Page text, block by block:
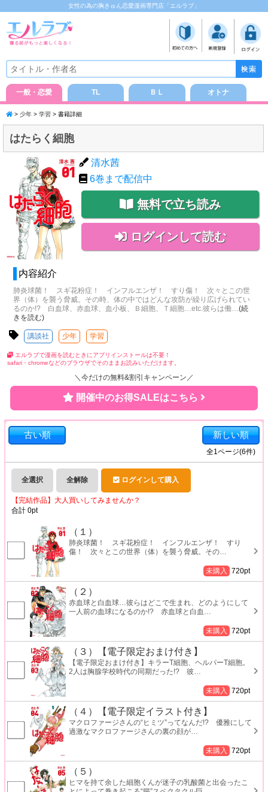
女性の為の胸きゅん恋愛漫画専門店「エルラブ」
一般・恋愛 TL ＢＬ オトナ
> 少年 > 学習 > 書籍詳細
はたらく細胞
清水茜
6巻まで配信中
無料で立ち読み
ログインして読む
内容紹介
肺炎球菌！ スギ花粉症！ インフルエンザ！ すり傷！ 次々とこの世
界（体）を襲う脅威。その時、体の中ではどんな攻防が繰り広げられてい
るのか!? 白血球、赤血球、血小板、Ｂ細胞、Ｔ細胞…etc.彼らは働
(続
きを読む)
講談社 少年 学習
エルラブで漫画を読むときにアプリインストールは不要！
safari・chromeなどのブラウザでそのままお読みいただけます。
＼今だけの無料&割引キャンペーン／
開催中のお得SALEはこちら
古い順 新しい順
全1 ページ(6件)
全選択 全解除 ログインして購入
【完結作品】大人買いしてみませんか？
合計 0pt
（１）
肺炎球菌！ スギ花粉症！ インフルエンザ！ すり
傷！ 次々とこの世界（体）を襲う脅威。その
未購入 720pt
（２）
赤血球と白血球…彼らはどこで生まれ、どのようにして
一人前の血球になるのか!? 赤血球と白血
未購入 720pt
（３）【電子限定おまけ付き】
【電子限定おまけ付き】キラーT細胞、ヘルパーT細胞。
2人は胸腺学校時代の同期だった!? 彼
未購入 720pt
（４）【電子限定イラスト付き】
マクロファージさんの“ヒミツ”ってなんだ!? 優雅にして
過激なマクロファージさんの裏の顔が
未購入 720pt
（５）
ヒマを持て余した細胞くんが迷子の乳酸菌と出会ったこ